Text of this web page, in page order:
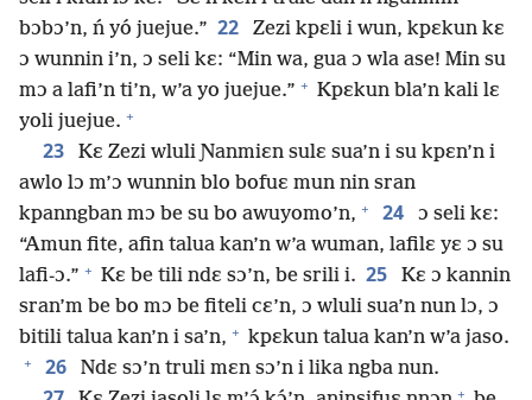
bɔbɔ’n, ń yó juejue.” 22
Zezi kpɛli i wun, kpɛkun kɛ
ɔ wunnin i’n, ɔ seli kɛ: “Min wa, gua ɔ wla ase! Min su
mɔ a lafi’n ti’n, w’a yo juejue.” + Kpɛkun bla’n kali lɛ
yoli juejue. +
23
Kɛ Zezi wluli Ɲanmiɛn sulɛ sua’n i su kpɛn’n i
awlo lɔ m’ɔ wunnin blo bofuɛ mun nin sran
kpanngban mɔ be su bo awuyomo’n, + 24
ɔ seli kɛ:
“Amun fite, afin talua kan’n w’a wuman, lafilɛ yɛ ɔ su
lafi-ɔ.” + Kɛ be tili ndɛ sɔ’n, be srili i. 25
Kɛ ɔ kannin
sran’m be bo mɔ be fiteli cɛ’n, ɔ wluli sua’n nun lɔ, ɔ
bitili talua kan’n i sa’n, + kpɛkun talua kan’n w’a jaso.
+ 26 Ndɛ sɔ’n truli mɛn sɔ’n i lika ngba nun.
+